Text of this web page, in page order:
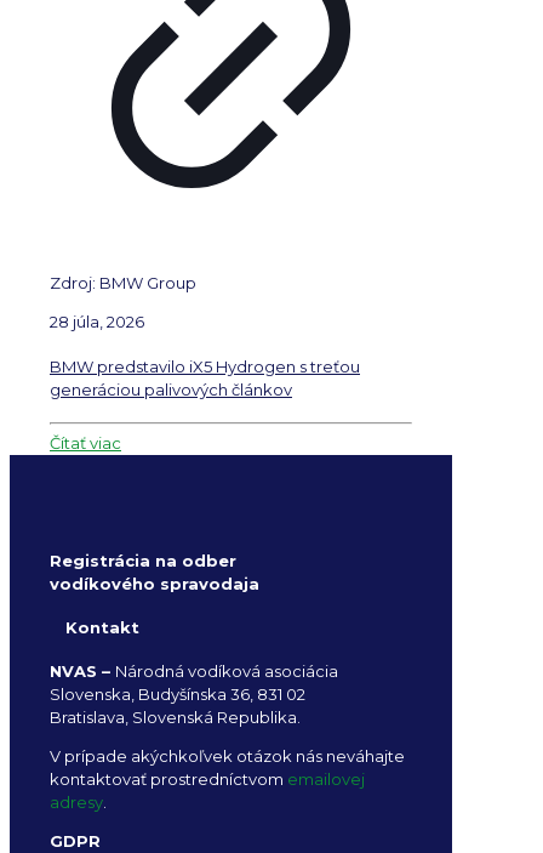
Zdroj: BMW Group
28 júla, 2026
BMW predstavilo iX5 Hydrogen s treťou
generáciou palivových článkov
Čítať viac
Registrácia na odber
vodíkového spravodaja
Kontakt
NVAS – Národná vodíková asociácia
Slovenska, Budyšínska 36, 831 02
Bratislava, Slovenská Republika.
V prípade akýchkoľvek otázok nás neváhajte
kontaktovať prostredníctvom emailovej
adresy.
GDPR